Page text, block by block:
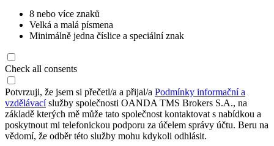
8 nebo více znaků
Velká a malá písmena
Minimálně jedna číslice a speciální znak
Check all consents
Potvrzuji, že jsem si přečetl/a a přijal/a Podmínky informační a
vzdělávacíslužby společnosti OANDA TMS Brokers S.A., na
základě kterých mě může tato společnost kontaktovat s nabídkou a
poskytnout mi telefonickou podporu za účelem správy účtu. Beru na
vědomí, že odběr této služby mohu kdykoli odhlásit.